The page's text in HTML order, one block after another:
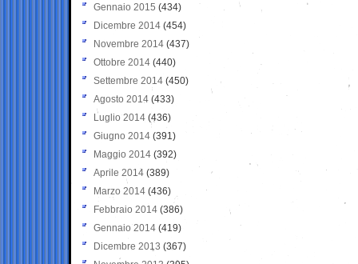
Gennaio 2015 (434)
Dicembre 2014 (454)
Novembre 2014 (437)
Ottobre 2014 (440)
Settembre 2014 (450)
Agosto 2014 (433)
Luglio 2014 (436)
Giugno 2014 (391)
Maggio 2014 (392)
Aprile 2014 (389)
Marzo 2014 (436)
Febbraio 2014 (386)
Gennaio 2014 (419)
Dicembre 2013 (367)